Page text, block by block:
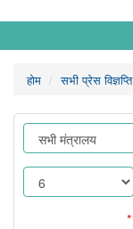
होम सभी प्रेस विज्ञप्ति